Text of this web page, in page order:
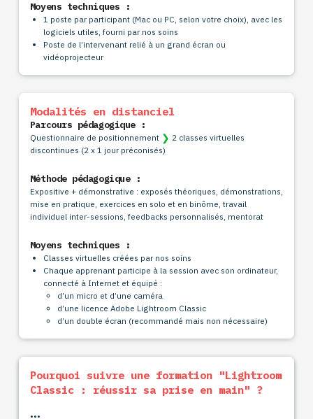
Moyens techniques :
1 poste par participant (Mac ou PC, selon votre choix), avec les
logiciels utiles, fourni par nos soins
Poste de l’intervenant relié à un grand écran ou
vidéoprojecteur
Modalités en distanciel
Parcours pédagogique :
Questionnaire de positionnement ❯ 2 classes virtuelles
discontinues (2 x 1 jour préconisés)
Méthode pédagogique :
Expositive + démonstrative : exposés théoriques, démonstrations,
mise en pratique, exercices en solo et en binôme, travail
individuel inter-sessions, feedbacks personnalisés, mentorat
Moyens techniques :
Classes virtuelles créées par nos soins
Chaque apprenant participe à la session avec son ordinateur,
connecté à Internet et équipé :
d’un micro et d’une caméra
d’une licence Adobe Lightroom Classic
d’un double écran (recommandé mais non nécessaire)
Méthodes d'évaluation
Validation des acquis pendant la formation grâce à la
Pourquoi suivre une formation "Lightroom
Classic : réussir sa prise en main" ?
•••